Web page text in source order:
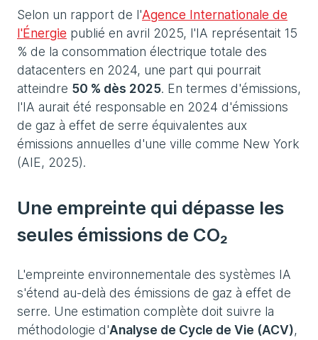
Selon un rapport de l'Agence Internationale de
l'Énergie publié en avril 2025, l'IA représentait 15
% de la consommation électrique totale des
datacenters en 2024, une part qui pourrait
atteindre 50 % dès 2025. En termes d'émissions,
l'IA aurait été responsable en 2024 d'émissions
de gaz à effet de serre équivalentes aux
émissions annuelles d'une ville comme New York
(AIE, 2025).
Une empreinte qui dépasse les
seules émissions de CO₂
L'empreinte environnementale des systèmes IA
s'étend au-delà des émissions de gaz à effet de
serre. Une estimation complète doit suivre la
méthodologie d'Analyse de Cycle de Vie (ACV),